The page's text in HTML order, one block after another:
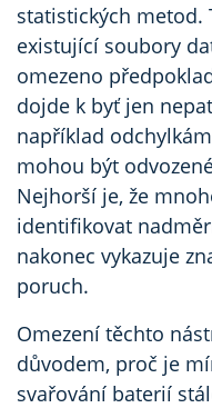
statistických metod.
existující soubory
omezeno
dojde k byť jen
například
mohou být
Nejhorší je, že
identifikovat
nakonec vykazuje
poruch.
Omezení těchto
důvodem, proč je
svařování baterií